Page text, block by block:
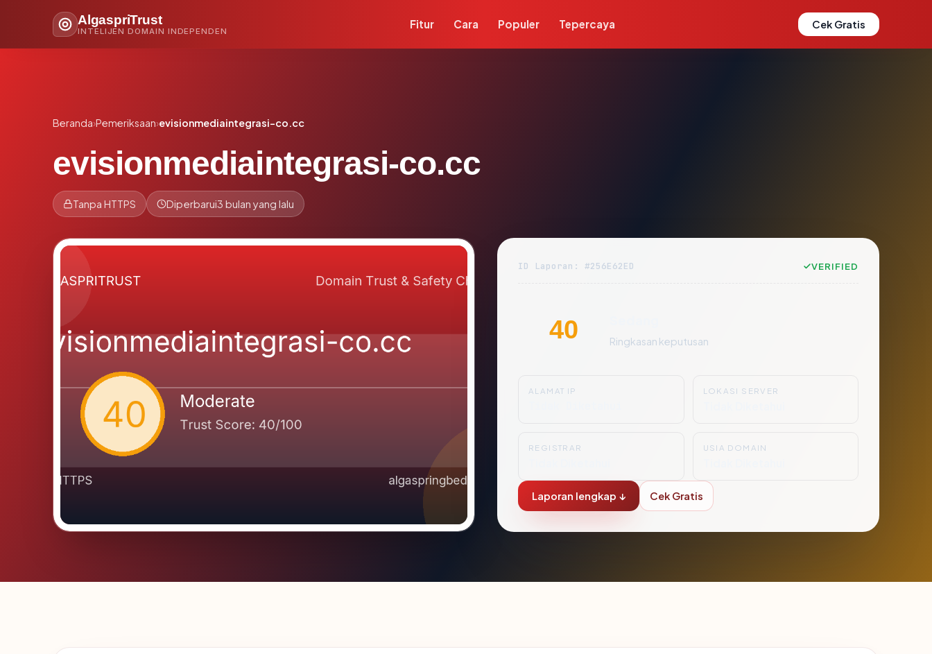
AlgaspriTrust
INTELIJEN DOMAIN INDEPENDEN
Fitur Cara Populer Tepercaya Cek Gratis
Beranda›Pemeriksaan›evisionmediaintegrasi-co.cc
evisionmediaintegrasi-co.cc
Tanpa HTTPS Diperbarui3 bulan yang lalu
ID Laporan: #256E62ED VERIFIED
40 Ringkasan keputusan
ALAMAT IP LOKASI SERVER
REGISTRAR USIA DOMAIN
Laporan lengkap ↓ Cek Gratis